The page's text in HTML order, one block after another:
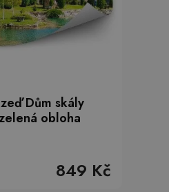
Dům skály
obloha
849 Kč